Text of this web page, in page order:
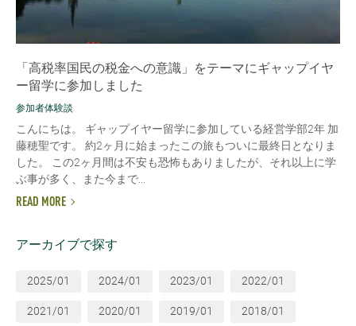
「高税率国民の税金への意識」をテーマにギャップイヤ
ー留学に参加しました
参加者体験談
こんにちは。 ギャップイヤー留学に参加している経営学部2年 加
藤穂聖です。 約2ヶ月に始まったこの旅もついに最終日となりま
した。 この2ヶ月間は不安も恐怖もありましたが、それ以上に学
ぶ事が多く、また今まで...
READ MORE
アーカイブで探す
2025/01 2024/01 2023/01 2022/01
2021/01 2020/01 2019/01 2018/01